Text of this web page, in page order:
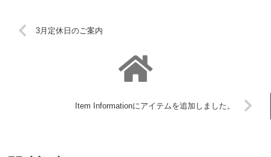
3月定休日のご案内
Item Informationにアイテムを追加しました。